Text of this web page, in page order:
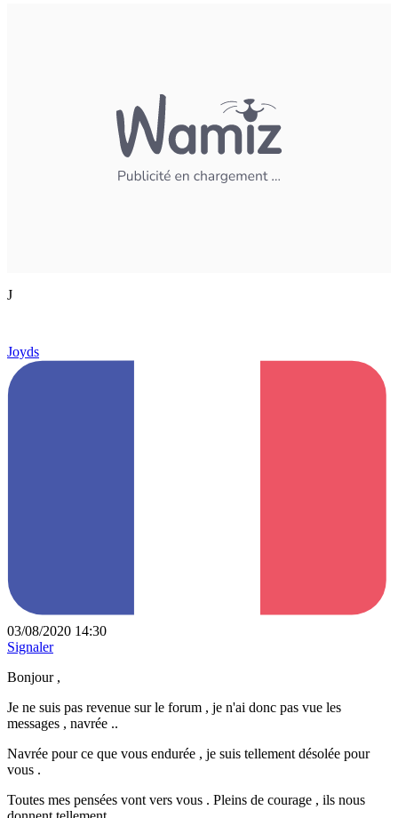
J
Joyds
03/08/2020 14:30
Signaler
Bonjour ,
Je ne suis pas revenue sur le forum , je n'ai donc pas vue les
messages , navrée ..
Navrée pour ce que vous endurée , je suis tellement désolée pour
vous .
Toutes mes pensées vont vers vous . Pleins de courage , ils nous